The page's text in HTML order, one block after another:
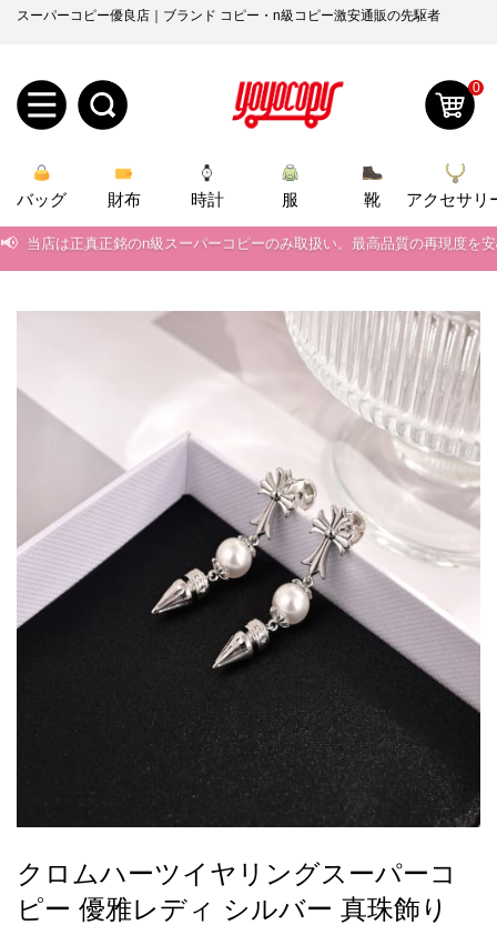
スーパーコピー優良店｜ブランド コピー・n級コピー激安通販の先駆者
規
ユ
ー
ロ
グ
理
yoyocopys@gmail.com
2026人気特集
バッグ
財布
時計
服
ズボン
衣装セット
靴
住まい用品
アクセサリー
ベルト
スカーフ
アイフォーンケ
ース
小物
お
す
0
バッグ 財布 時計 服 靴
アクセサリ
📢 新作入荷！ルイ・ヴィトンスーパーコピー バッグ最新モデルが登場。
当店は正真正銘のn級スーパーコピーのみ取扱い。最高品質の再現度を
2026春の新作続々更新中！期間中のご注文でお得な割引をご利用いただ
新作入荷！ルイ・ヴィトンスーパーコピー バッグ最新モデルが登場。
クロムハーツイヤリングスーパーコ
ピー 優雅レディ シルバー 真珠飾り